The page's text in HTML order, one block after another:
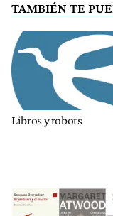
TAMBIÉN TE
Libros y robots